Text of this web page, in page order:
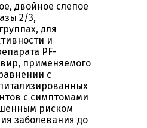
двойное слепое
2/3,
для
и
PF-
применяемого
с
с симптомами
риском
заболевания до